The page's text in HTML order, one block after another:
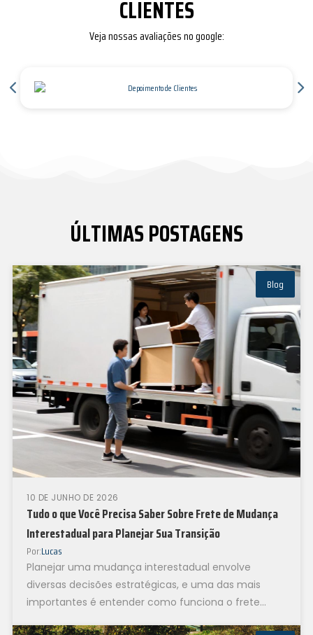
CLIENTES
Veja nossas avaliações no google:
ÚLTIMAS POSTAGENS
Blog
Tudo o que Você Precisa Saber Sobre Frete de Mudança
Interestadual para Planejar Sua Transição
10 DE JUNHO DE 2026
Por:Lucas
Planejar uma mudança interestadual envolve
diversas decisões estratégicas, e uma das mais
importantes é entender como funciona o frete